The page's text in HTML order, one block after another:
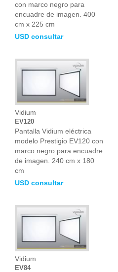
con marco negro para
encuadre de imagen. 400
cm x 225 cm
USD consultar
Vidium
EV120
Pantalla Vidium eléctrica
modelo Prestigio EV120 con
marco negro para encuadre
de imagen. 240 cm x 180
cm
USD consultar
Vidium
EV84